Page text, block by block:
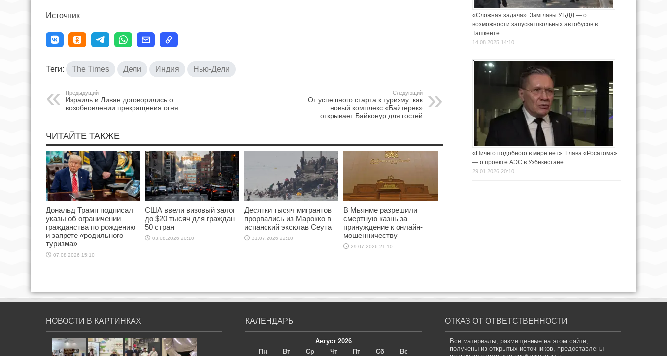
Источник
Теги: The Times Дели Индия Нью-Дели
Предыдущий
Израиль и Ливан договорились о
возобновлении прекращения огня
Следующий
От успешного старта к туризму: как
новый комплекс «Байтерек»
открывает Байконур для гостей
ЧИТАЙТЕ ТАКЖЕ
Дональд Трамп подписал
указы об ограничении
гражданства по рождению
и запрете «родильного
туризма»
07.08.2026 15:10
США ввели визовый залог
до $20 тысяч для граждан
50 стран
03.08.2026 20:10
Десятки тысяч мигрантов
прорвались из Марокко в
испанский эксклав Сеута
31.07.2026 22:10
В Мьянме разрешили
смертную казнь за
принуждение к онлайн-
мошенничеству
29.07.2026 21:10
«Сложная задача». Замглавы УБДД — о
возможности запуска школьных автобусов в
Ташкенте
14.08.2025 14:10
«Ничего подобного в мире нет». Глава «Росатома»
— о проекте АЭС в Узбекистане
29.01.2026 20:10
НОВОСТИ В КАРТИНКАХ КАЛЕНДАРЬ
Август 2026
Пн
Вт Ср Чт Пт Сб Вс
ОТКАЗ ОТ ОТВЕТСТВЕННОСТИ
Все материалы, размещенные на этом сайте,
получены из открытых источников, предоставлены